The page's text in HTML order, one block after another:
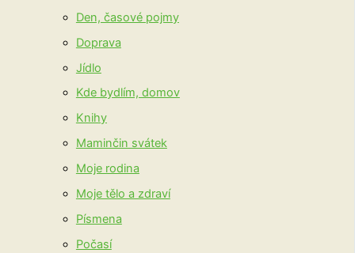
Den, časové pojmy
Doprava
Jídlo
Kde bydlím, domov
Knihy
Maminčin svátek
Moje rodina
Moje tělo a zdraví
Písmena
Počasí